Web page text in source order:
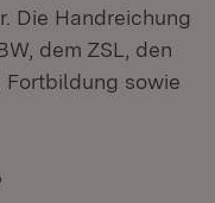
Die Handreichung
dem ZSL, den
sowie